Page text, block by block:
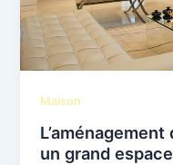
Maison
un grand espace